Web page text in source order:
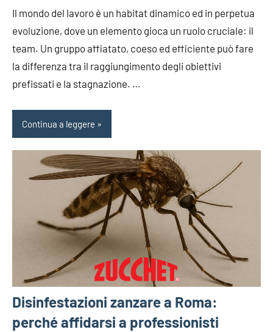
Il mondo del lavoro è un habitat dinamico ed in perpetua
evoluzione, dove un elemento gioca un ruolo cruciale: il
team. Un gruppo affiatato, coeso ed efficiente può fare
la differenza tra il raggiungimento degli obiettivi
prefissati e la stagnazione. …
Continua a leggere
Disinfestazioni zanzare a Roma:
perché affidarsi a professionisti